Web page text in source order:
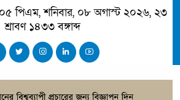
পিএম, শনিবার, ০৮ অগাস্ট ২০২৬, ২৩
শ্রাবণ ১৪৩৩ বঙ্গাব্দ